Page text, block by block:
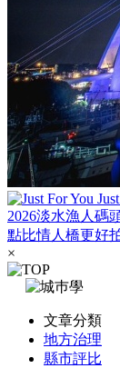
2026淡水漁人碼
點比情人橋更好
×
文章分類
地方治理
縣市評比